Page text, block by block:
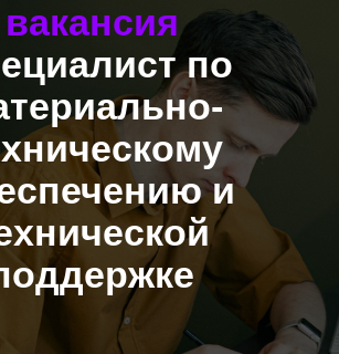
вакансия
по
и